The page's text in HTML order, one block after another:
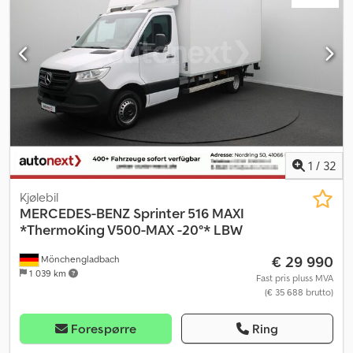
1 / 32
Mönchengladbach
1 039 km
Kjølebil
MERCEDES-BENZ Sprinter 516 MAXI
*ThermoKing V500-MAX -20°* LBW
€ 29 990
Fast pris pluss MVA
(€ 35 688 brutto)
Forespørre Ring